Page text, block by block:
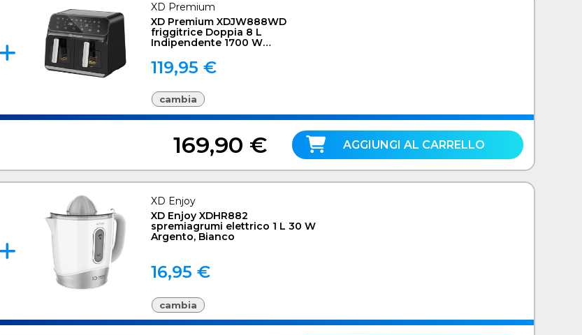
XD Premium
XD Premium XDJW888WD
friggitrice Doppia 8 L
Indipendente 1700 W
119,95 €
cambia
169,90 € AGGIUNGI AL CARRELLO
XD Enjoy
XD Enjoy XDHR882
spremiagrumi elettrico 1 L 30 W
Argento, Bianco
16,95 €
cambia